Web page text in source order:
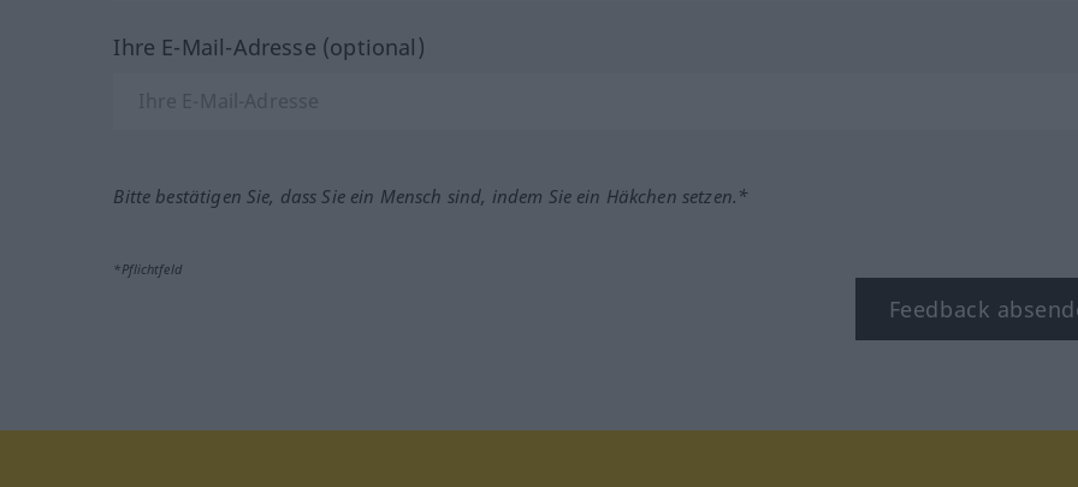
Ihre E-Mail-Adresse (optional)
Bitte bestätigen Sie, dass Sie ein Mensch sind, indem Sie ein Häkchen setzen.*
*Pflichtfeld
Feedback